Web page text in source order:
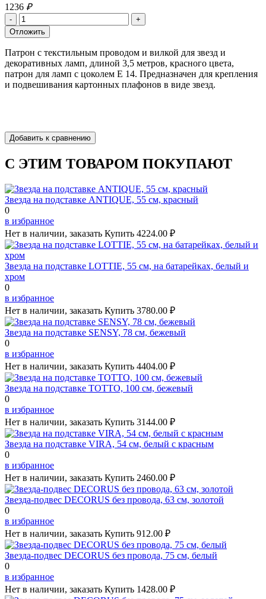
1236 ₽
Патрон с текстильным проводом и вилкой для звезд и
декоративных ламп, длиной 3,5 метров, красного цвета,
патрон для ламп с цоколем Е 14. Предназначен для крепления
и подвешивания картонных плафонов в виде звезд.
С ЭТИМ ТОВАРОМ ПОКУПАЮТ
Звезда на подставке ANTIQUE, 55 см, красный
0
в избранное
Нет в наличии, заказать Купить 4224.00 ₽
Звезда на подставке LOTTIE, 55 см, на батарейках, белый и
хром
0
в избранное
Нет в наличии, заказать Купить 3780.00 ₽
Звезда на подставке SENSY, 78 см, бежевый
0
в избранное
Нет в наличии, заказать Купить 4404.00 ₽
Звезда на подставке TOTTO, 100 см, бежевый
0
в избранное
Нет в наличии, заказать Купить 3144.00 ₽
Звезда на подставке VIRA, 54 см, белый с красным
0
в избранное
Нет в наличии, заказать Купить 2460.00 ₽
Звезда-подвес DECORUS без провода, 63 см, золотой
0
в избранное
Нет в наличии, заказать Купить 912.00 ₽
Звезда-подвес DECORUS без провода, 75 см, белый
0
в избранное
Нет в наличии, заказать Купить 1428.00 ₽